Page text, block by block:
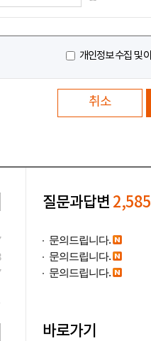
개인정보 수집 및
취소
질문과답변 2,585
문의드립니다.
문의드립니다.
문의드립니다.
바로가기